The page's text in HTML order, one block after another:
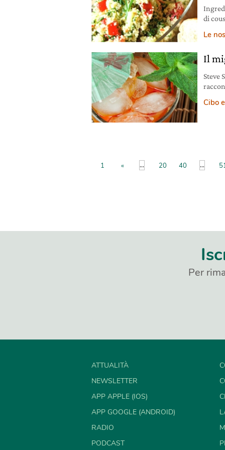
di
di
Le
Il
Steve
Cibo
1 « ... 20 40 ...
Per
ATTUALITÀ
NEWSLETTER
APP APPLE (IOS)
APP GOOGLE (ANDROID)
RADIO
PODCAST